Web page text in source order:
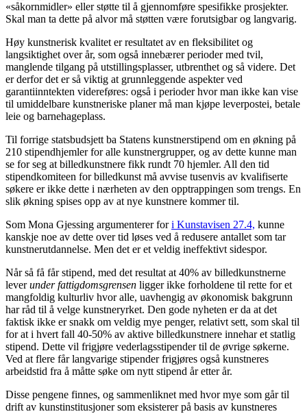
«såkornmidler» eller støtte til å gjennomføre spesifikke prosjekter.
Skal man ta dette på alvor må støtten være forutsigbar og langvarig.
Høy kunstnerisk kvalitet er resultatet av en fleksibilitet og
langsiktighet over år, som også innebærer perioder med tvil,
manglende tilgang på utstillingsplasser, utbrenthet og så videre. Det
er derfor det er så viktig at grunnleggende aspekter ved
garantiinntekten videreføres: også i perioder hvor man ikke kan vise
til umiddelbare kunstneriske planer må man kjøpe leverpostei, betale
leie og barnehageplass.
Til forrige statsbudsjett ba Statens kunstnerstipend om en økning på
210 stipendhjemler for alle kunstnergrupper, og av dette kunne man
se for seg at billedkunstnere fikk rundt 70 hjemler. All den tid
stipendkomiteen for billedkunst må avvise tusenvis av kvalifiserte
søkere er ikke dette i nærheten av den opptrappingen som trengs. En
slik økning spises opp av at nye kunstnere kommer til.
Som Mona Gjessing argumenterer fori Kunstavisen 27.4, kunne
kanskje noe av dette over tid løses ved å redusere antallet som tar
kunstnerutdannelse. Men det er et veldig ineffektivt sidespor.
Når så få får stipend, med det resultat at 40% av billedkunstnerne
leverunder fattigdomsgrensen ligger ikke forholdene til rette for et
mangfoldig kulturliv hvor alle, uavhengig av økonomisk bakgrunn
har råd til å velge kunstneryrket. Den gode nyheten er da at det
faktisk ikke er snakk om veldig mye penger, relativt sett, som skal til
for at i hvert fall 40-50% av aktive billedkunstnere innehar et statlig
stipend. Dette vil frigjøre vederlagsstipender til de øvrige søkerne.
Ved at flere får langvarige stipender frigjøres også kunstneres
arbeidstid fra å måtte søke om nytt stipend år etter år.
Disse pengene finnes, og sammenliknet med hvor mye som går til
drift av kunstinstitusjoner som eksisterer på basis av kunstneres